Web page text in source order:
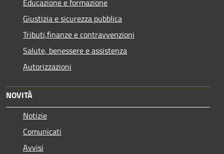
Giustizia e sicurezza pubblica
Tributi,finanze e contravvenzioni
Salute, benessere e assistenza
Autorizzazioni
NOVITÀ
Notizie
Comunicati
Avvisi